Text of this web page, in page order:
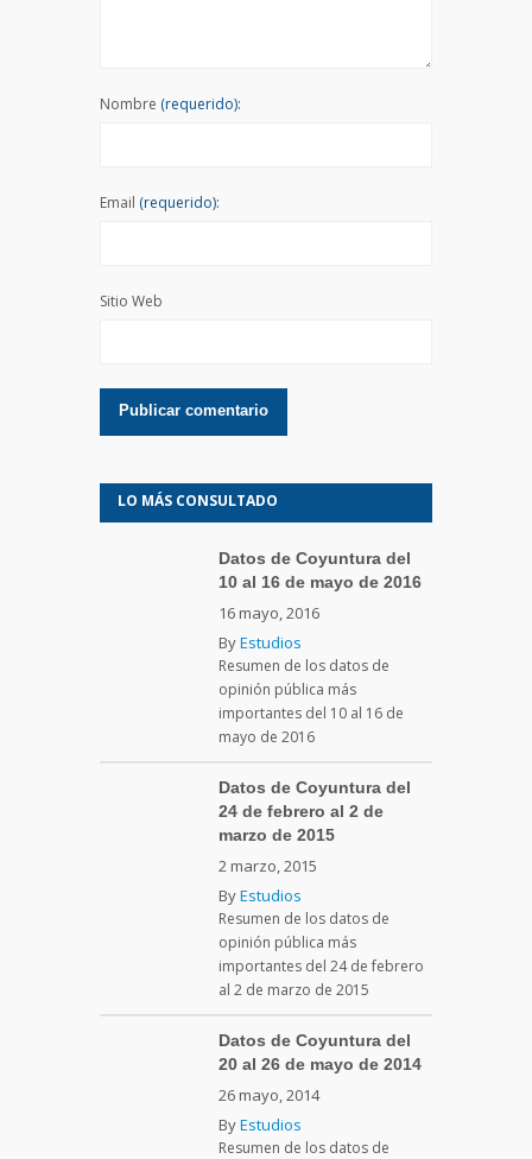
Nombre (requerido):
Email (requerido):
Sitio Web
LO MÁS CONSULTADO
Datos de Coyuntura del
10 al 16 de mayo de 2016
16 mayo, 2016
ByEstudios
Resumen de los datos de
opinión pública más
importantes del 10 al 16 de
mayo de 2016
Datos de Coyuntura del
24 de febrero al 2 de
marzo de 2015
2 marzo, 2015
ByEstudios
Resumen de los datos de
opinión pública más
importantes del 24 de febrero
al 2 de marzo de 2015
Datos de Coyuntura del
20 al 26 de mayo de 2014
26 mayo, 2014
ByEstudios
Resumen de los datos de